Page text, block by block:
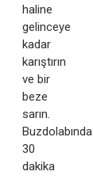
haline
gelinceye
kadar
karıştırın
ve bir
beze
sarın.
Buzdolabında
30
dakika